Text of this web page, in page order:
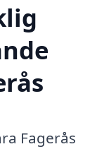
Fagerås